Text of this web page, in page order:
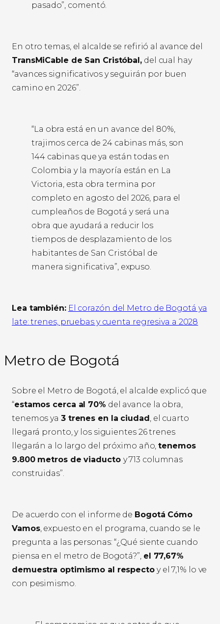
pasado”, comentó.
En otro temas, el alcalde se refirió al avance del
TransMiCable de San Cristóbal, del cual hay
“avances significativos y seguirán por buen
camino en 2026”.
“La obra está en un avance del 80%,
trajimos cerca de 24 cabinas más, son
144 cabinas que ya están todas en
Colombia y la mayoría están en La
Victoria, esta obra termina por
completo en agosto del 2026, para el
cumpleaños de Bogotá y será una
obra que ayudará a reducir los
tiempos de desplazamiento de los
habitantes de San Cristóbal de
manera significativa”, expuso.
Lea también: El corazón del Metro de Bogotá ya
late: trenes, pruebas y cuenta regresiva a 2028
Metro de Bogotá
Sobre el Metro de Bogotá, el alcalde explicó que
“estamos cerca al 70% del avance la obra,
tenemos ya 3 trenes en la ciudad , el cuarto
llegará pronto, y los siguientes 26 trenes
llegarán a lo largo del próximo año,tenemos
9.800 metros de viaducto y 713 columnas
construidas”.
De acuerdo con el informe de Bogotá Cómo
Vamos, expuesto en el programa, cuando se le
pregunta a las personas: “¿Qué siente cuando
piensa en el metro de Bogotá?”, el 77,67%
demuestra optimismo al respectoy el 7,1% lo ve
con pesimismo.